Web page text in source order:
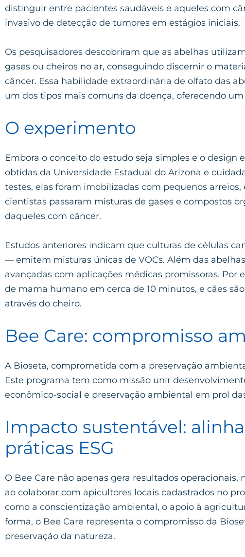
distinguir entre pacientes saudáveis e aqueles com
invasivo de detecção de tumores em estágios iniciais.
Os pesquisadores descobriram que as abelhas
gases ou cheiros no ar, conseguindo discernir o
câncer. Essa habilidade extraordinária de olfato das
um dos tipos mais comuns da doença, oferecendo
O experimento
Embora o conceito do estudo seja simples e o design
obtidas da Universidade Estadual do Arizona e
testes, elas foram imobilizadas com pequenos
cientistas passaram misturas de gases e compostos
daqueles com câncer.
Estudos anteriores indicam que culturas de células
— emitem misturas únicas de VOCs. Além das
avançadas com aplicações médicas promissoras.
de mama humano em cerca de 10 minutos, e cães
através do cheiro.
Bee Care: compromisso
A Bioseta, comprometida com a preservação
Este programa tem como missão unir
econômico-social e preservação ambiental em prol
Impacto sustentável:
práticas ESG
O Bee Care não apenas gera resultados
ao colaborar com apicultores locais cadastrados no
como a conscientização ambiental, o apoio à
forma, o Bee Care representa o compromisso da
preservação da natureza.